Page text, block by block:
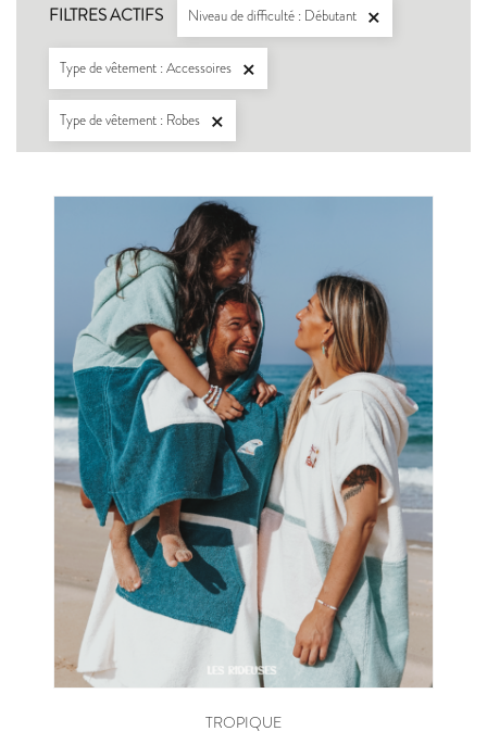
FILTRES ACTIFS Niveau de difficulté : Débutant 
Type de vêtement : Accessoires 
Type de vêtement : Robes 
TROPIQUE